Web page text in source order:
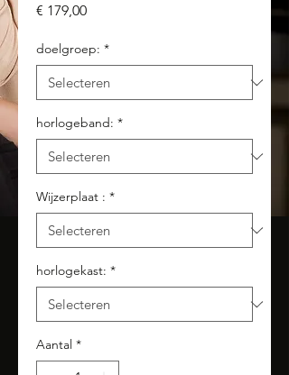
€ 179,00Prijs
doelgroep: *
horlogeband: *
Wijzerplaat : *
horlogekast: *
Aantal *